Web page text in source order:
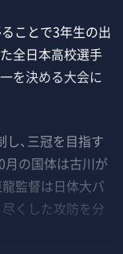
ことで3年生の出
全日本高校選手
を決める大会に
、三冠を目指す
月の国体は古川が
龍監督は日体大バ
くした攻防を分